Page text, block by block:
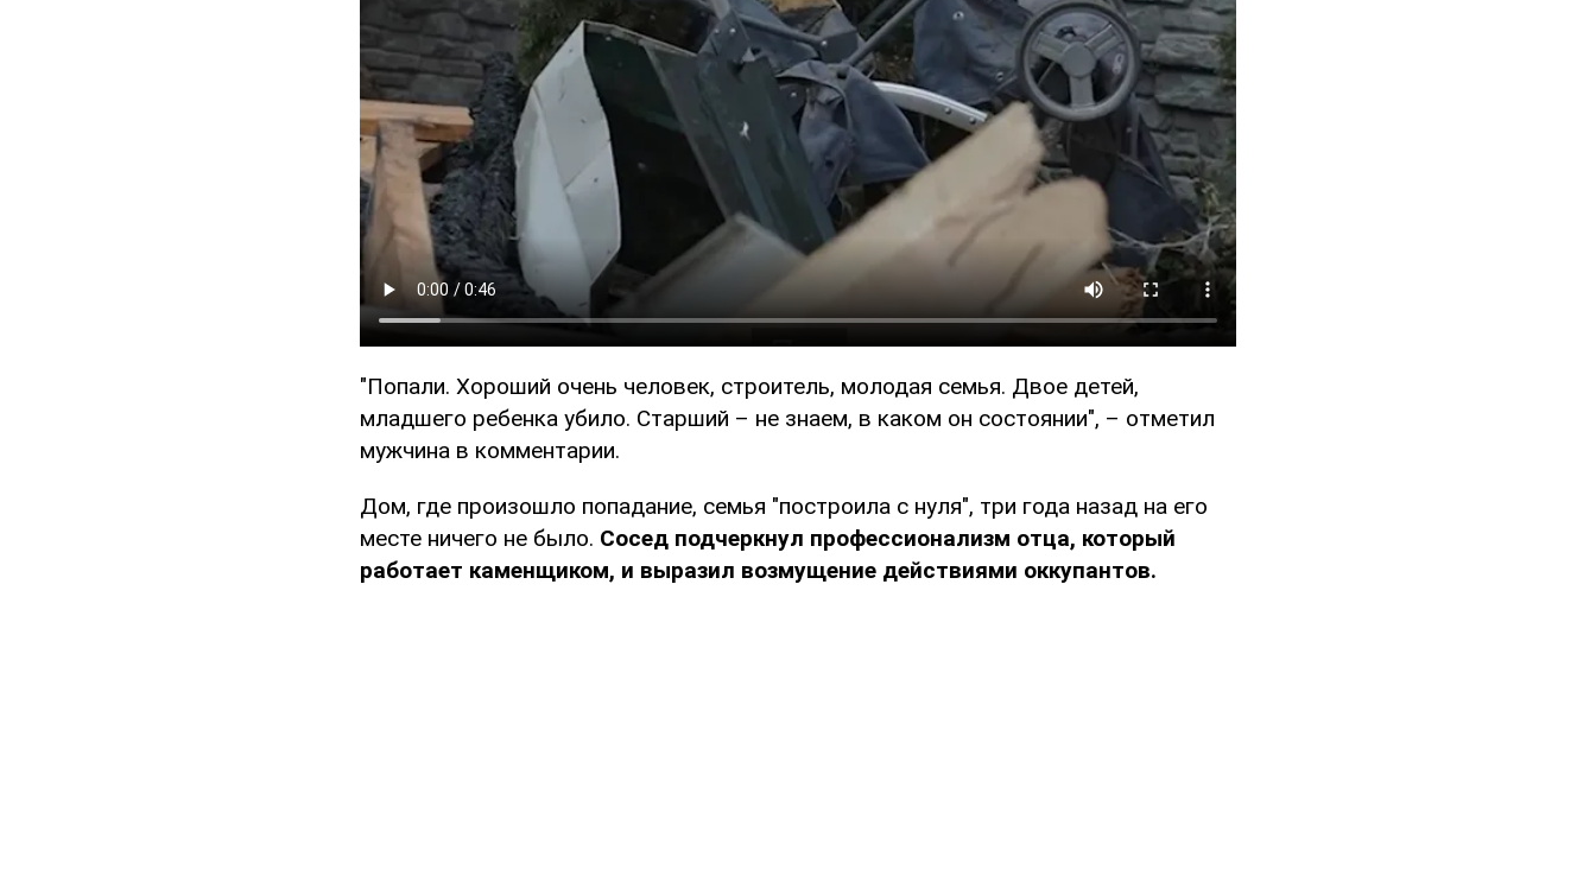
"Попали. Хороший очень человек, строитель, молодая семья. Двое детей,
младшего ребенка убило. Старший – не знаем, в каком он состоянии", – отметил
мужчина в комментарии.
Дом, где произошло попадание, семья "построила с нуля", три года назад на его
месте ничего не было. Сосед подчеркнул профессионализм отца, который
работает каменщиком, и выразил возмущение действиями оккупантов.